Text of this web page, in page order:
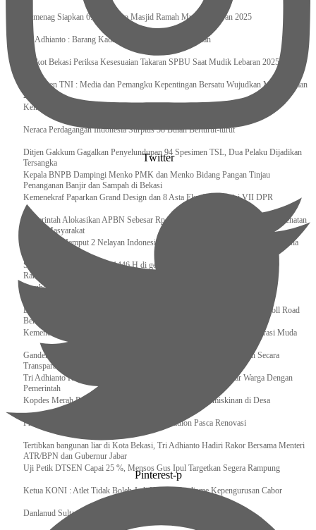
Kemenag Siapkan 6.180 Posko Masjid Ramah Mudik Lebaran 2025
Tri Adhianto : Barang Kadaluarsa Segera di Kembalikan
Walkot Bekasi Periksa Kesesuaian Takaran SPBU Saat Mudik Lebaran 2025
Kapuspen TNI : Media dan Pemangku Kepentingan Bersatu Wujudkan Mudik Aman
2025
Kemenekraf Ajak Kabinet Merah Putih Nobar Film Animasi Jumbo
Neraca Perdagangan Indonesia Surplus 58 Bulan Berturut-turut
Ditjen Gakkum Gagalkan Penyelundupan 94 Spesimen TSL, Dua Pelaku Dijadikan
Tersangka
Kepala BNPB Dampingi Menko PMK dan Menko Bidang Pangan Tinjau
Penanganan Banjir dan Sampah di Bekasi
Kemenekraf Paparkan Grand Design dan 8 Asta Ekraf di Komisi VII DPR
Pemerintah Alokasikan APBN Sebesar Rp 3,4 Triliun untuk Program Cek Kesehatan
Gratis Masyarakat
Bakamla RI Jemput 2 Nelayan Indonesia di Perbatasan Terluar Indonesia Malaysia
Sidang Isbat Awal Syawal 1446 H di gelar oleh Kementerian Agama pada 29
Ramadan
Sumber Daya Adalah Tantangan Penanganan Darurat Bencana di Daerah
Dukung Kelancaran Lalu Lintas Libur Idul Fitri 1446h / 2025m, Waskita Toll Road
Berlakukan Diskon Tarif Sebesar 20%
Kemenekraf – Kemeninves Perkuat Sinergi Demi Lapangan Kerja Generasi Muda
Gandeng KPK , Gus Ipul Memastikan Penyaluran Bansos Dilakukan Secara
Transparan dan Tepat Sasaran
Tri Adhianto Katakan : Tarling Sebagai Sarana Komunikasi Antar Warga Dengan
Pemerintah
Kopdes Merah Putih Instrumen Penting Pengentasan Kemiskinan di Desa
Presiden, Prabowo Subianto Resmikan 17 Stadion Pasca Renovasi
Tertibkan bangunan liar di Kota Bekasi, Tri Adhianto Hadiri Rakor Bersama Menteri
ATR/BPN dan Gubernur Jabar
Uji Petik DTSEN Capai 25 %, Mensos Gus Ipul Targetkan Segera Rampung
Ketua KONI : Atlet Tidak Boleh Jadi Korban Dualisme Kepengurusan Cabor
Danlanud Sultan Hasanuddin Ikuti Exit Meeting Bersama BPK RI
Twitter
Pinterest-p